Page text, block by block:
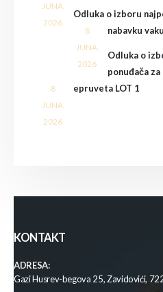
JUNA,
2026
Odluka o izboru
nabavku
8
JUNA,
2026
Odluka o
ponuđača
epruveta LOT 1
8
JUNA,
2026
KONTAKT
ADRESA:
Gazi Husrev-begova 25, Zavidovići,